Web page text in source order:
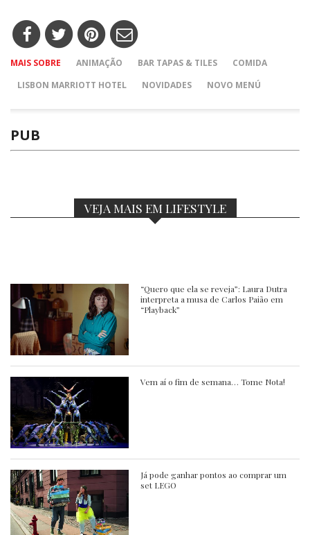
MAIS SOBRE ANIMAÇÃO BAR TAPAS & TILES
COMIDA
LISBON MARRIOTT HOTEL
NOVIDADES NOVO MENÚ
PUB
VEJA MAIS EM LIFESTYLE
“Quero que ela se reveja”: Laura Dutra
interpreta a musa de Carlos Paião em
“Playback”
Vem aí o fim de semana… Tome Nota!
Já pode ganhar pontos ao comprar um
set LEGO